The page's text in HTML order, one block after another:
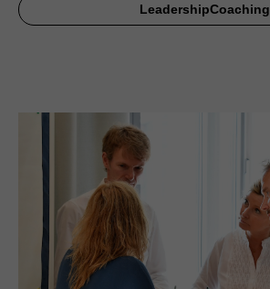
LeadershipCoaching